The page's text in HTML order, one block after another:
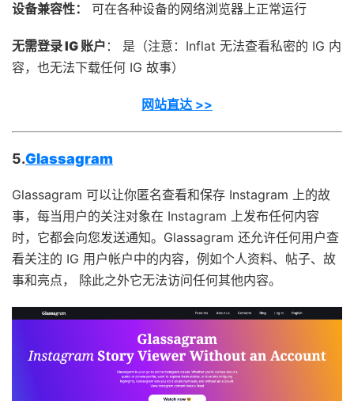
设备兼容性： 可在各种设备的网络浏览器上正常运行
无需登录 IG 账户 ： 是（注意：Inflat 无法查看私密的 IG 内
容，也无法下载任何 IG 故事）
网站直达 >>
5.Glassagram
Glassagram 可以让你匿名查看和保存 Instagram 上的故
事，每当用户的关注对象在 Instagram 上发布任何内容
时，它都会向您发送通知。Glassagram 还允许任何用户查
看关注的 IG 用户帐户中的内容，例如个人资料、帖子、故
事和亮点， 除此之外它无法访问任何其他内容。